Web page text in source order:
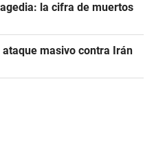
la cifra de muertos
masivo contra Irán